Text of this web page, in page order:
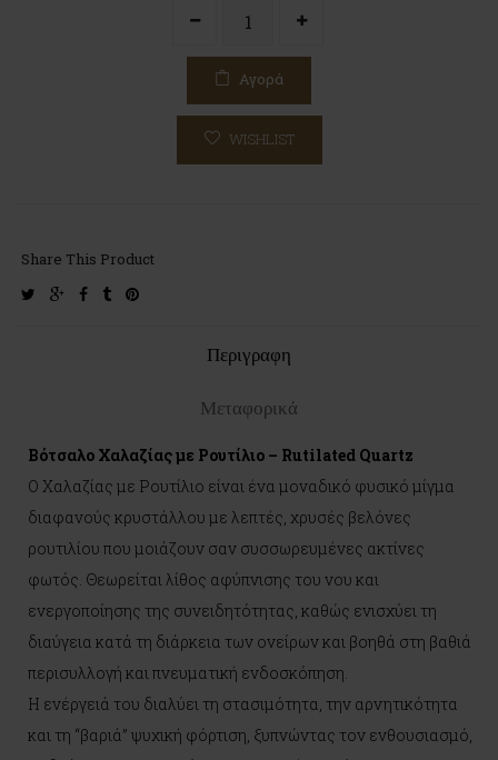
Αγορά
WISHLIST
Share This Product
twittergoogle-facebook
tumblrpinterest
Περιγραφη
Μεταφορικά
Βότσαλο Χαλαζίας με Ρουτίλιο – Rutilated Quartz
Ο Χαλαζίας με Ρουτίλιο είναι ένα μοναδικό φυσικό μίγμα
διαφανούς κρυστάλλου με λεπτές, χρυσές βελόνες
ρουτιλίου που μοιάζουν σαν συσσωρευμένες ακτίνες
φωτός. Θεωρείται λίθος αφύπνισης του νου και
ενεργοποίησης της συνειδητότητας, καθώς ενισχύει τη
διαύγεια κατά τη διάρκεια των ονείρων και βοηθά στη βαθιά
περισυλλογή και πνευματική ενδοσκόπηση.
Η ενέργειά του διαλύει τη στασιμότητα, την αρνητικότητα
και τη “βαριά” ψυχική φόρτιση, ξυπνώντας τον ενθουσιασμό,